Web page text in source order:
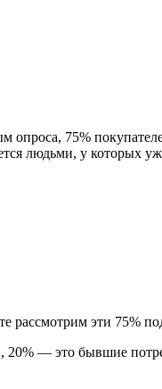
опроса, 75%
людьми, у которых
рассмотрим эти 75%
— это бывшие